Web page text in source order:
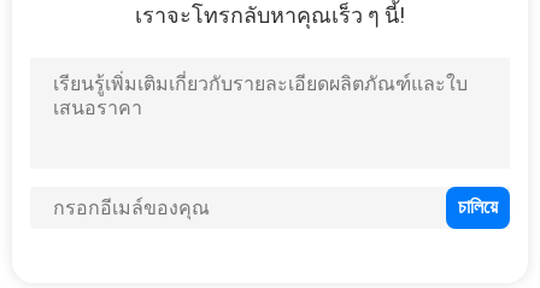
กระเป๋าดินสอ EVA
เราจะโทรกลับหาคุณเร็ว ๆ นี้!